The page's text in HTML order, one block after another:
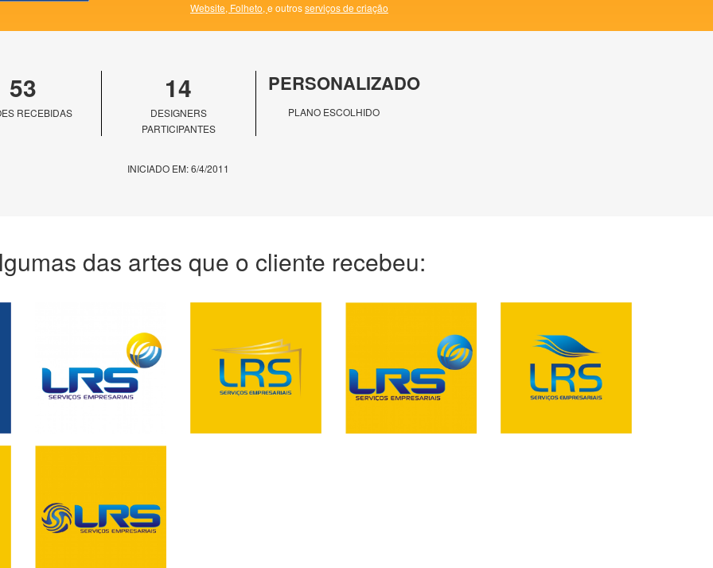
Website, Folheto, e outrosserviços de criação
53
RECEBIDAS
14
DESIGNERS
PARTICIPANTES
PERSONALIZADO
PLANO ESCOLHIDO
INICIADO EM: 6/4/2011
das artes que o cliente recebeu: